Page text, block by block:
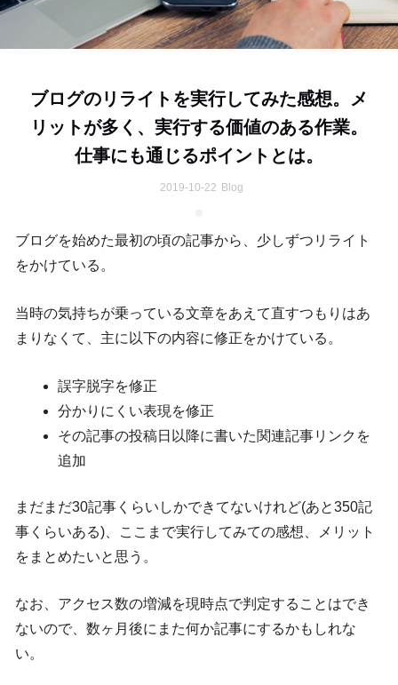
ブログのリライトを実行してみた感想。メ
リットが多く、実行する価値のある作業。
仕事にも通じるポイントとは。
2019-10-22 Blog
ブログを始めた最初の頃の記事から、少しずつリライト
をかけている。
当時の気持ちが乗っている文章をあえて直すつもりはあ
まりなくて、主に以下の内容に修正をかけている。
誤字脱字を修正
分かりにくい表現を修正
その記事の投稿日以降に書いた関連記事リンクを
追加
まだまだ30記事くらいしかできてないけれど(あと350記
事くらいある)、ここまで実行してみての感想、メリット
をまとめたいと思う。
なお、アクセス数の増減を現時点で判定することはでき
ないので、数ヶ月後にまた何か記事にするかもしれな
い。